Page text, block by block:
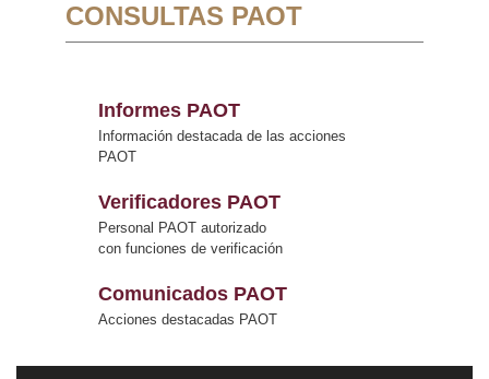
CONSULTAS PAOT
Informes PAOT
Información destacada de las acciones
PAOT
Verificadores PAOT
Personal PAOT autorizado
con funciones de verificación
Comunicados PAOT
Acciones destacadas PAOT